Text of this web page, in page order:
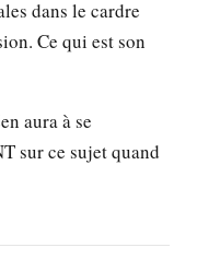
dans le cardre
Ce qui est son
aura à se
sur ce sujet quand